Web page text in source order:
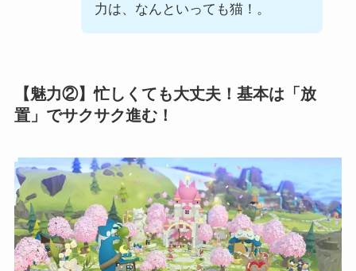
力は、なんといっても猫！。
【魅力②】忙しくても大丈夫！基本は「放
置」でサクサク進む！